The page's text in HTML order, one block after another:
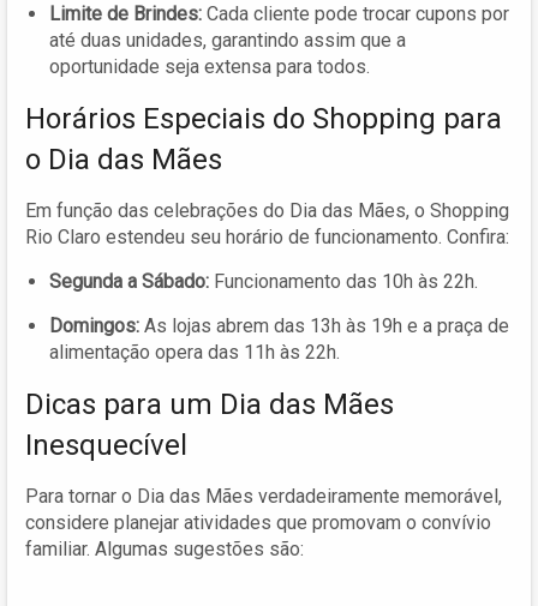
Limite de Brindes: Cada cliente pode trocar cupons por
até duas unidades, garantindo assim que a
oportunidade seja extensa para todos.
Horários Especiais do Shopping para
o Dia das Mães
Em função das celebrações do Dia das Mães, o Shopping
Rio Claro estendeu seu horário de funcionamento. Confira:
Segunda a Sábado: Funcionamento das 10h às 22h.
Domingos: As lojas abrem das 13h às 19h e a praça de
alimentação opera das 11h às 22h.
Dicas para um Dia das Mães
Inesquecível
Para tornar o Dia das Mães verdadeiramente memorável,
considere planejar atividades que promovam o convívio
familiar. Algumas sugestões são: